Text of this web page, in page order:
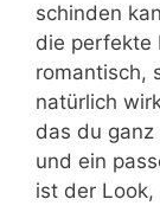
schinden
die perfekte
romantisch,
natürlich
das du
und ein
ist der